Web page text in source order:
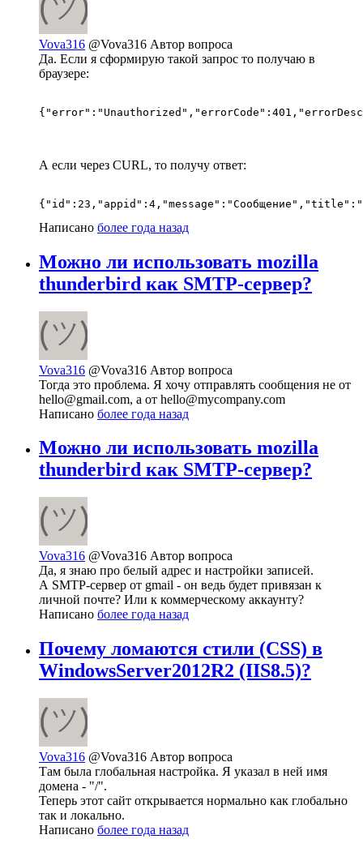
Vova316 @Vova316 Автор вопроса
Да. Если я сформирую такой запрос то получаю в
браузере:
А если через CURL, то получу ответ:
Написано более года назад
Можно ли использовать mozilla
thunderbird как SMTP-сервер?
Vova316 @Vova316 Автор вопроса
Тогда это проблема. Я хочу отправлять сообщения не от
hello@gmail.com, а от hello@mycompany.com
Написано более года назад
Можно ли использовать mozilla
thunderbird как SMTP-сервер?
Vova316 @Vova316 Автор вопроса
Да, я знаю про белый адрес и настройки записей.
А SMTP-сервер от gmail - он ведь будет привязан к
личной почте? Или к коммерческому аккаунту?
Написано более года назад
Почему ломаются стили (CSS) в
WindowsServer2012R2 (IIS8.5)?
Vova316 @Vova316 Автор вопроса
Там была глобальная настройка. Я указал в ней имя
домена - "/".
Теперь этот сайт открывается нормально как глобально
так и локально.
Написано более года назад